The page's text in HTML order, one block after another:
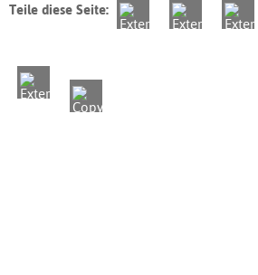
Teile diese Seite: